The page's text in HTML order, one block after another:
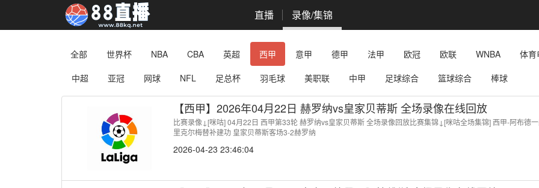
直播 录像/集锦
全部 世界杯 NBA CBA 英超 西甲 意甲 德甲 法甲 欧冠 欧联 WNBA
体育
中超
亚冠 网球 NFL 足总杯 羽毛球 美职联 中甲 足球综合 篮球综合 棒球
【西甲】2026年04月22日 赫罗纳vs皇家贝蒂斯 全场录像在线回放
比赛录像↓[咪咕] 04月22日 西甲第33轮 赫罗纳vs皇家贝蒂斯 全场录像回放比赛集锦↓[咪咕全场集锦] 西甲-阿布德
里克尔梅替补建功 皇家贝蒂斯客场3-2赫罗纳
2026-04-23 23:46:04